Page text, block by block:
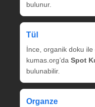
bulunur.
Tül
İnce, organik doku ile
kumas.org’da Spot
bulunabilir.
Organze